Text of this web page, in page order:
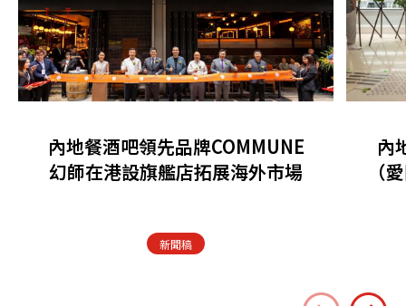
內地餐酒吧領先品牌COMMUNE
幻師在港設旗艦店拓展海外市場
新聞稿
內
（